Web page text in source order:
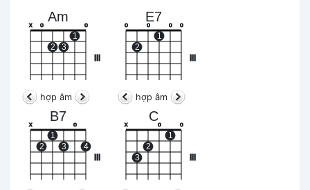
Am
x o
2 3
1
o
hợp âm
E7
o
2
o
1
o o
hợp âm
B7
III
x
2
1
3
o
4
C
x
3
2
o
1
o